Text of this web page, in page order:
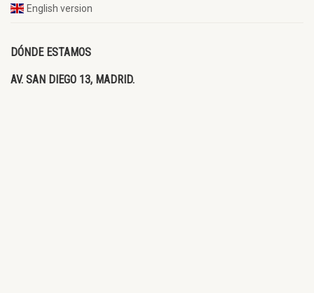
English version
DÓNDE ESTAMOS
AV. SAN DIEGO 13, MADRID.